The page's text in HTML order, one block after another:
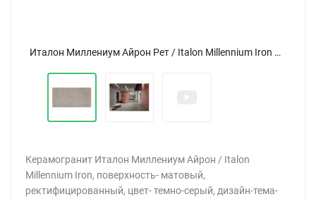
Италон Миллениум Айрон Рет / Italon Millennium Iron Ret 80x160
Керамогранит Италон Миллениум Айрон / Italon
Millennium Iron, поверхность- матовый,
ректифицированный, цвет- темно-серый, дизайн-тема-